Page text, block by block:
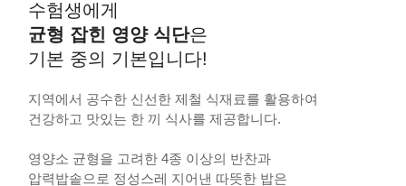
수험생에게
균형 잡힌 영양 식단은
기본 중의 기본입니다!
지역에서 공수한 신선한 제철 식재료를 활용하여
건강하고 맛있는 한 끼 식사를 제공합니다.
영양소 균형을 고려한 4종 이상의 반찬과
압력밥솥으로 정성스레 지어낸 따뜻한 밥은